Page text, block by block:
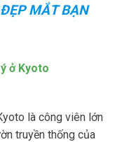
MẮT BẠN
ở Kyoto
là công viên lớn
truyền thống của